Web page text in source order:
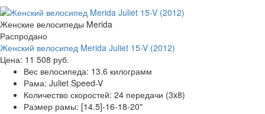
Женские велосипеды Merida
Распродано
Женский велосипед Merida Juliet 15-V (2012)
Цена: 11 508 руб.
Вес велосипеда: 13.6 килограмм
Рама: Juliet Speed-V
Количество скоростей: 24 передачи (3x8)
Размер рамы: [14.5]-16-18-20"